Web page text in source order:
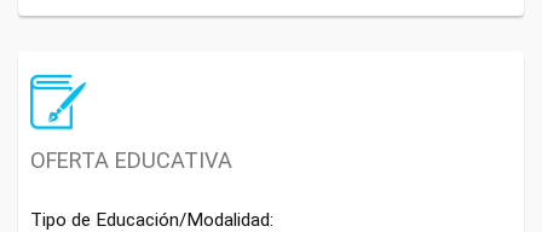
OFERTA EDUCATIVA
Tipo de Educación/Modalidad: